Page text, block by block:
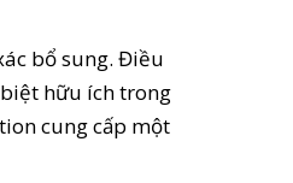
bổ sung. Điều
biệt hữu ích trong
cung cấp một